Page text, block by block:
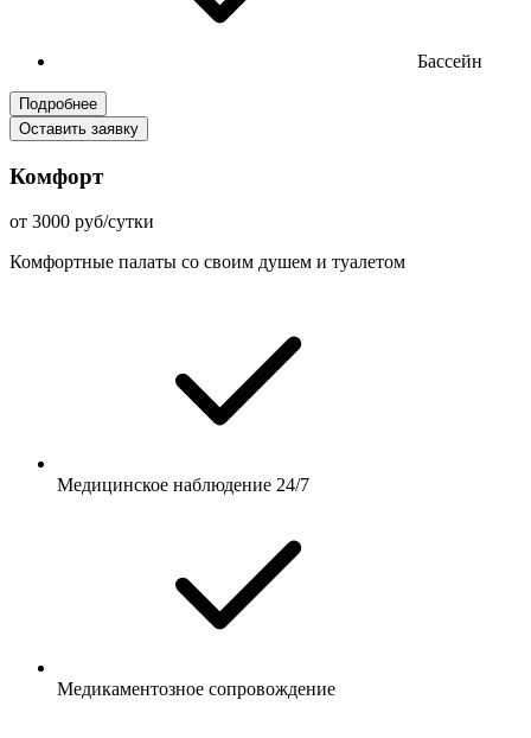
Бассейн
Подробнее
Оставить заявку
Комфорт
от 3000 руб/сутки
Комфортные палаты со своим душем и туалетом
Медицинское наблюдение 24/7
Медикаментозное сопровождение